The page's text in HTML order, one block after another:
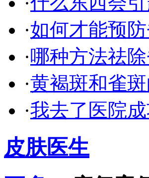
·如何才能预
·哪种方法祛
·黄褐斑和雀
·我去了医院
皮肤医生